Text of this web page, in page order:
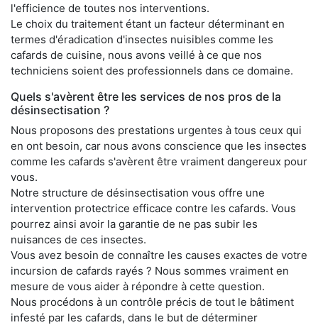
l'efficience de toutes nos interventions.
Le choix du traitement étant un facteur déterminant en
termes d'éradication d'insectes nuisibles comme les
cafards de cuisine, nous avons veillé à ce que nos
techniciens soient des professionnels dans ce domaine.
Quels s'avèrent être les services de nos pros de la
désinsectisation ?
Nous proposons des prestations urgentes à tous ceux qui
en ont besoin, car nous avons conscience que les insectes
comme les cafards s'avèrent être vraiment dangereux pour
vous.
Notre structure de désinsectisation vous offre une
intervention protectrice efficace contre les cafards. Vous
pourrez ainsi avoir la garantie de ne pas subir les
nuisances de ces insectes.
Vous avez besoin de connaître les causes exactes de votre
incursion de cafards rayés ? Nous sommes vraiment en
mesure de vous aider à répondre à cette question.
Nous procédons à un contrôle précis de tout le bâtiment
infesté par les cafards, dans le but de déterminer